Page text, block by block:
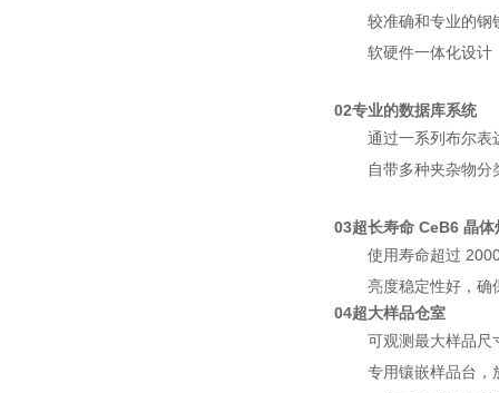
较准确和专业的钢
软硬件一体化设计
02专业的数据库系统
通过一系列布尔表
自带多种夹杂物分
03超长寿命 CeB6 晶体
使用寿命超过
亮度稳定性好，
04超大样品仓室
可观测最大样品
专用镶嵌样品台